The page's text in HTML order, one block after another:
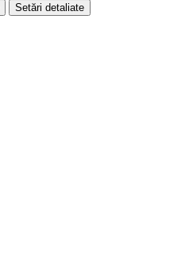
Setări detaliate